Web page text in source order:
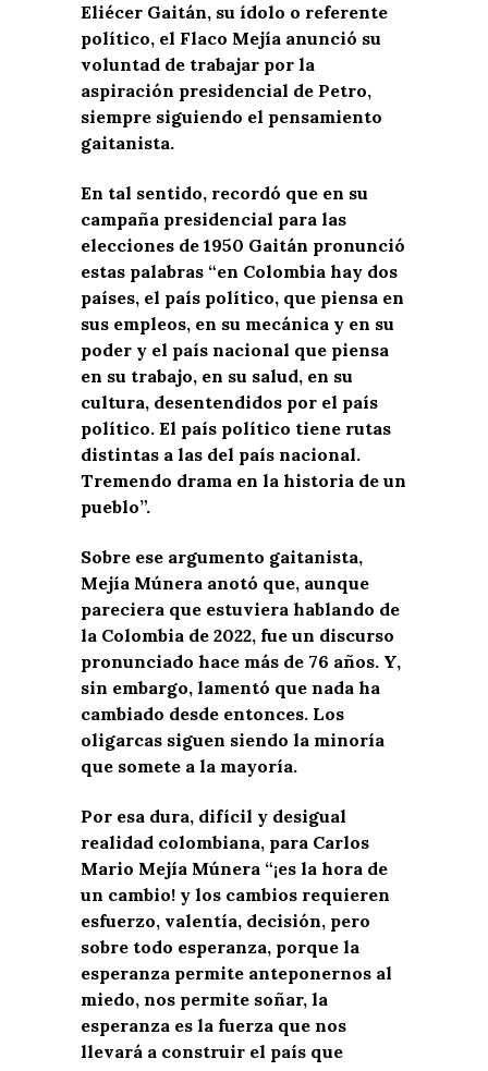
Eliécer Gaitán, su ídolo o referente
político, el Flaco Mejía anunció su
voluntad de trabajar por la
aspiración presidencial de Petro,
siempre siguiendo el pensamiento
gaitanista.
En tal sentido, recordó que en su
campaña presidencial para las
elecciones de 1950 Gaitán pronunció
estas palabras “en Colombia hay dos
países, el país político, que piensa en
sus empleos, en su mecánica y en su
poder y el país nacional que piensa
en su trabajo, en su salud, en su
cultura, desentendidos por el país
político. El país político tiene rutas
distintas a las del país nacional.
Tremendo drama en la historia de un
pueblo”.
Sobre ese argumento gaitanista,
Mejía Múnera anotó que, aunque
pareciera que estuviera hablando de
la Colombia de 2022, fue un discurso
pronunciado hace más de 76 años. Y,
sin embargo, lamentó que nada ha
cambiado desde entonces. Los
oligarcas siguen siendo la minoría
que somete a la mayoría.
Por esa dura, difícil y desigual
realidad colombiana, para Carlos
Mario Mejía Múnera “¡es la hora de
un cambio! y los cambios requieren
esfuerzo, valentía, decisión, pero
sobre todo esperanza, porque la
esperanza permite anteponernos al
miedo, nos permite soñar, la
esperanza es la fuerza que nos
llevará a construir el país que